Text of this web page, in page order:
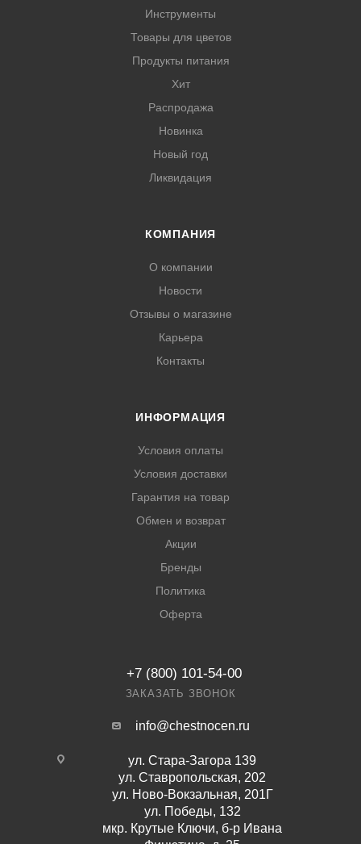
Инструменты
Товары для цветов
Продукты питания
Хит
Распродажа
Новинка
Новый год
Ликвидация
КОМПАНИЯ
О компании
Новости
Отзывы о магазине
Карьера
Контакты
ИНФОРМАЦИЯ
Условия оплаты
Условия доставки
Гарантия на товар
Обмен и возврат
Акции
Бренды
Политика
Оферта
+7 (800) 101-54-00
ЗАКАЗАТЬ ЗВОНОК
info@chestnocen.ru
ул. Стара-Загора 139
ул. Ставропольская, 202
ул. Ново-Вокзальная, 201Г
ул. Победы, 132
мкр. Крутые Ключи, б-р Ивана